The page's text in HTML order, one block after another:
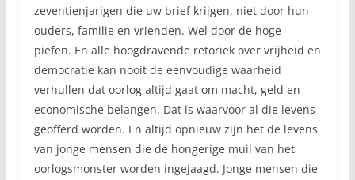
zeventienjarigen die uw brief krijgen, niet door hun
ouders, familie en vrienden. Wel door de hoge
piefen. En alle hoogdravende retoriek over vrijheid en
democratie kan nooit de eenvoudige waarheid
verhullen dat oorlog altijd gaat om macht, geld en
economische belangen. Dat is waarvoor al die levens
geofferd worden. En altijd opnieuw zijn het de levens
van jonge mensen die de hongerige muil van het
oorlogsmonster worden ingejaagd. Jonge mensen die